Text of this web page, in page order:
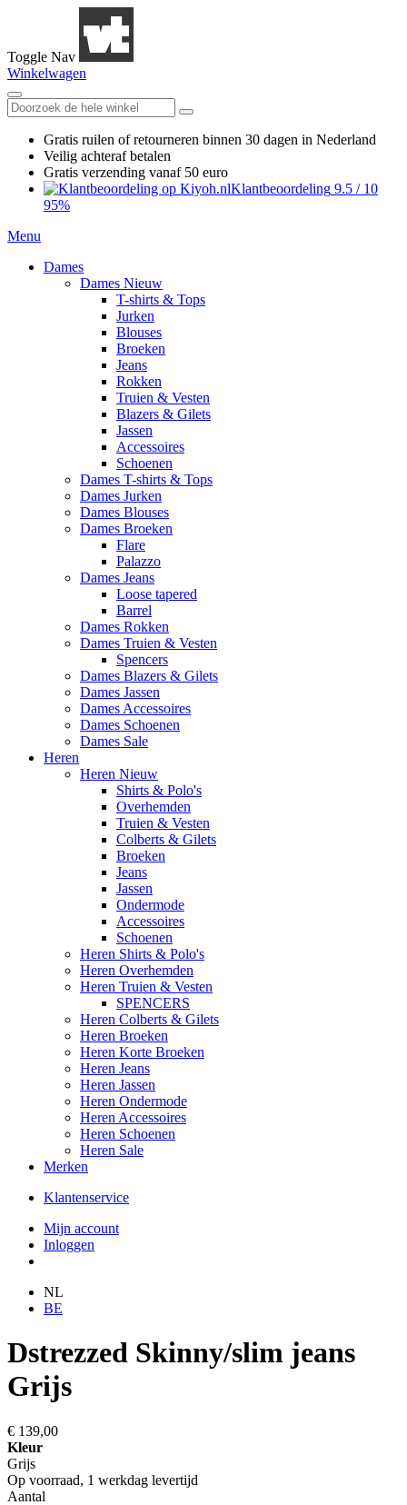
Toggle Nav
Winkelwagen
Gratis ruilen of retourneren binnen 30 dagen in Nederland
Veilig achteraf betalen
Gratis verzending vanaf 50 euro
Klantbeoordeling 9.5 / 10
95%
Menu
Dames
Dames Nieuw
T-shirts & Tops
Jurken
Blouses
Broeken
Jeans
Rokken
Truien & Vesten
Blazers & Gilets
Jassen
Accessoires
Schoenen
Dames T-shirts & Tops
Dames Jurken
Dames Blouses
Dames Broeken
Flare
Palazzo
Dames Jeans
Loose tapered
Barrel
Dames Rokken
Dames Truien & Vesten
Spencers
Dames Blazers & Gilets
Dames Jassen
Dames Accessoires
Dames Schoenen
Dames Sale
Heren
Heren Nieuw
Shirts & Polo's
Overhemden
Truien & Vesten
Colberts & Gilets
Broeken
Jeans
Jassen
Ondermode
Accessoires
Schoenen
Heren Shirts & Polo's
Heren Overhemden
Heren Truien & Vesten
SPENCERS
Heren Colberts & Gilets
Heren Broeken
Heren Korte Broeken
Heren Jeans
Heren Jassen
Heren Ondermode
Heren Accessoires
Heren Schoenen
Heren Sale
Merken
Klantenservice
Mijn account
Inloggen
NL
BE
Dstrezzed Skinny/slim jeans
Grijs
€ 139,00
Kleur
Grijs
Op voorraad, 1 werkdag levertijd
Aantal